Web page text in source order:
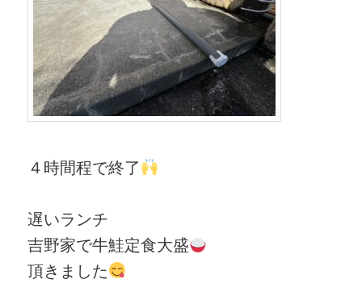
４時間程で終了
遅いランチ
吉野家で牛鮭定食大盛
頂きました